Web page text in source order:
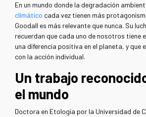
En un mundo donde la degradación
climático cada vez tienen más
Goodall es más relevante que nunca. Su
recuerdan que cada uno de nosotros tiene
una diferencia positiva en el planeta, y que
con la acción individual.
Un trabajo
el mundo
Doctora en Etología por la Universidad de